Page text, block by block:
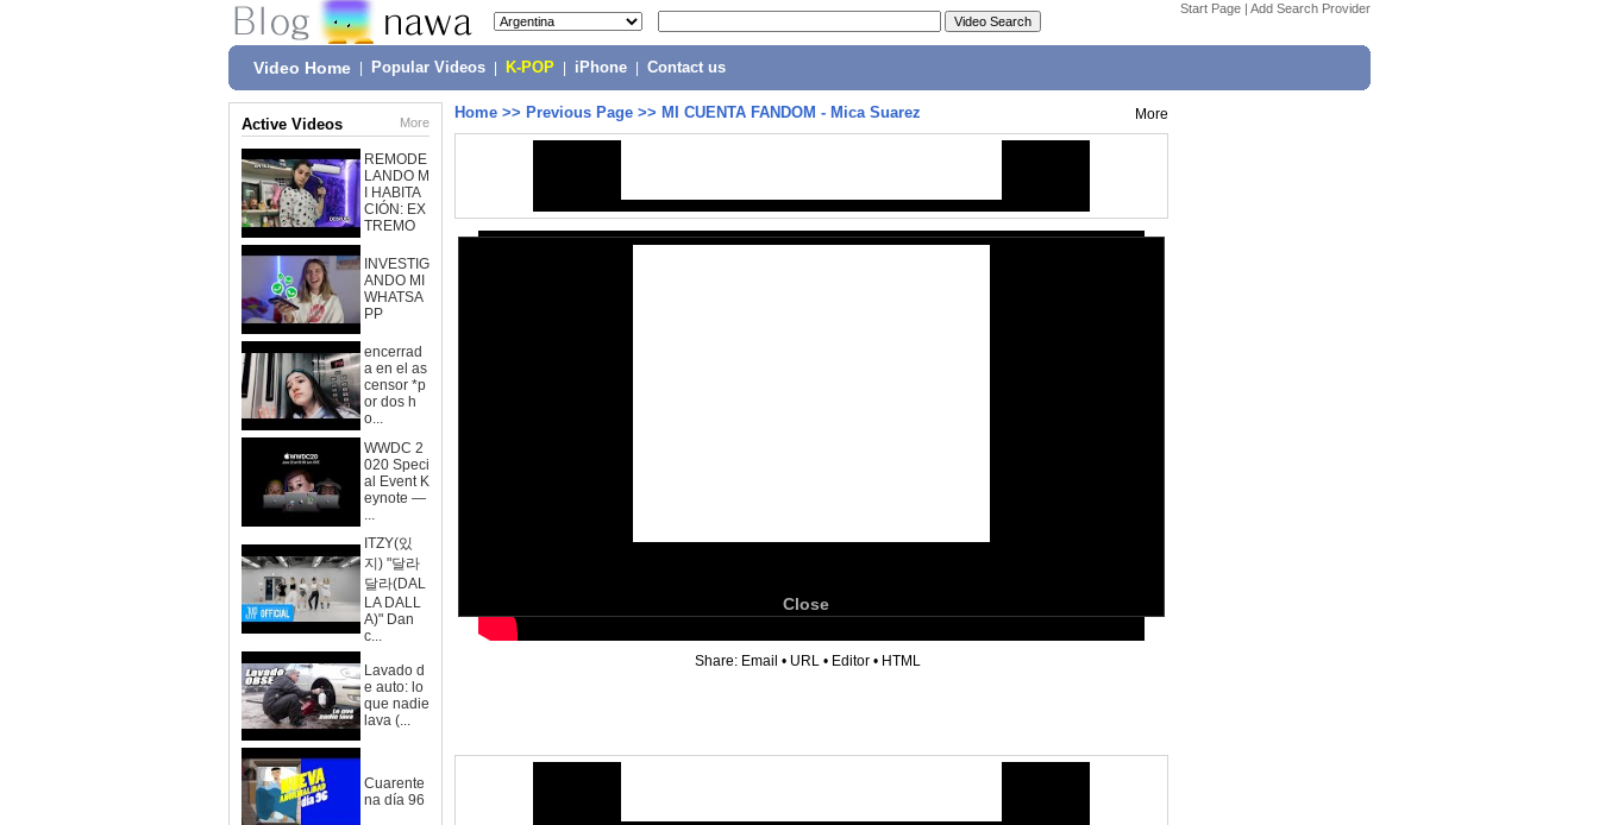
Start Page | Add Search Provider
Video Home Popular Videos K-POP iPhone Contact us
Active Videos More
REMODE
LANDO M
I HABITA
CIÓN: EX
TREMO
INVESTIG
ANDO MI
WHATSA
PP
encerrad
a en el as
censor *p
or dos h
o...
WWDC 2
020 Speci
al Event K
eynote —
...
ITZY(있
지) "달라
달라(DAL
LA DALL
A)" Dan
c...
Lavado d
e auto: lo
que nadie
lava (...
Cuarente
na día 96
Home >> Previous Page >> MI CUENTA FANDOM - Mica Suarez More
Close
Share: Email • URL • Editor • HTML